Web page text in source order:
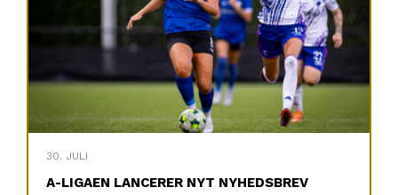
30. JULI
A-LIGAEN LANCERER NYT NYHEDSBREV